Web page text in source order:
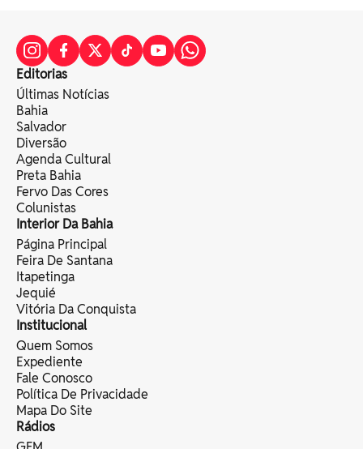
Editorias
Últimas Notícias
Bahia
Salvador
Diversão
Agenda Cultural
Preta Bahia
Fervo Das Cores
Colunistas
Interior Da Bahia
Página Principal
Feira De Santana
Itapetinga
Jequié
Vitória Da Conquista
Institucional
Quem Somos
Expediente
Fale Conosco
Política De Privacidade
Mapa Do Site
Rádios